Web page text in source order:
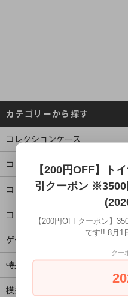
カテゴリーから探す
コレクションケース
コミック・アニメ(ジャンプ)
コミック・アニメ(その他)
コミック・アニメ(ラノベ系)
ゲームキャラクター
特撮・ヒーロー
模型・ミニチュア
【200円OFF】ト
引クーポン ※3500
【200円OFFクーポン】
です!! 8月1
クー